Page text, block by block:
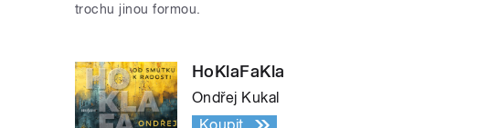
trochu jinou formou.
HoKlaFaKla
Ondřej Kukal